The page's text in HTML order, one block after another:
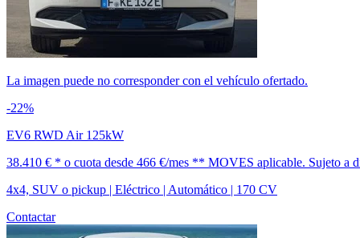
La imagen puede no corresponder con el vehículo ofertado.
-22%
EV6 RWD Air 125kW
38.410 € * o cuota desde 466 €/mes ** MOVES aplicable. Sujeto a
4x4, SUV o pickup | Eléctrico | Automático | 170 CV
Contactar